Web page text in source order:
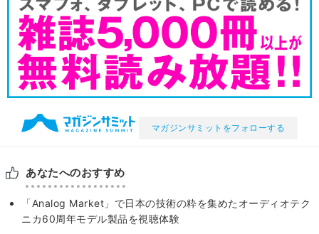
マガジンサミットをフォローする
あなたへのおすすめ
「Analog Market」で日本の技術の粋を集めたオーディオテク
ニカ60周年モデル製品を視聴体験